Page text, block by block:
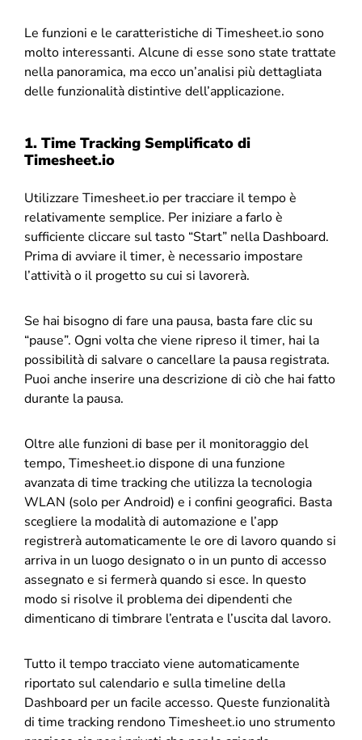
Le funzioni e le caratteristiche di Timesheet.io sono
molto interessanti. Alcune di esse sono state trattate
nella panoramica, ma ecco un’analisi più dettagliata
delle funzionalità distintive dell’applicazione.
1. Time Tracking Semplificato di
Timesheet.io
Utilizzare Timesheet.io per tracciare il tempo è
relativamente semplice. Per iniziare a farlo è
sufficiente cliccare sul tasto “Start” nella Dashboard.
Prima di avviare il timer, è necessario impostare
l’attività o il progetto su cui si lavorerà.
Se hai bisogno di fare una pausa, basta fare clic su
“pause”. Ogni volta che viene ripreso il timer, hai la
possibilità di salvare o cancellare la pausa registrata.
Puoi anche inserire una descrizione di ciò che hai fatto
durante la pausa.
Oltre alle funzioni di base per il monitoraggio del
tempo, Timesheet.io dispone di una funzione
avanzata di time tracking che utilizza la tecnologia
WLAN (solo per Android) e i confini geografici. Basta
scegliere la modalità di automazione e l’app
registrerà automaticamente le ore di lavoro quando si
arriva in un luogo designato o in un punto di accesso
assegnato e si fermerà quando si esce. In questo
modo si risolve il problema dei dipendenti che
dimenticano di timbrare l’entrata e l’uscita dal lavoro.
Tutto il tempo tracciato viene automaticamente
riportato sul calendario e sulla timeline della
Dashboard per un facile accesso. Queste funzionalità
di time tracking rendono Timesheet.io uno strumento